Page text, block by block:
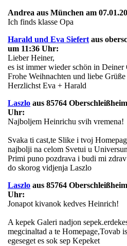
Andrea aus München am
Ich finds klasse Opa
Harald und Eva Siefert aus
um 11:36 Uhr:
Lieber Heiner,
es ist immer wieder schön in Deiner
Frohe Weihnachten und liebe
Herzlichst Eva + Harald
Laszlo aus 85764
Uhr:
Najboljem Heinrichu svih vremena!
Svaka ti cast,te Slike i tvoj
najbolji na celom Svetui u
Primi puno pozdrava i budi mi zdrav
do skorog vidjenja Laszlo
Laszlo aus 85764
Uhr:
Jonapot kivanok kedves Heinrich!
A kepek Galeri nadjon
megcinaltad a te Homepage,Tovab
egeseget es sok sep Kepeket